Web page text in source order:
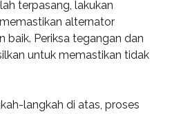
terpasang, lakukan
alternator
baik. Periksa tegangan dan
untuk memastikan tidak
langkah di atas, proses